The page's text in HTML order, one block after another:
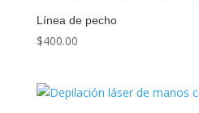
Línea de pecho
$400.00